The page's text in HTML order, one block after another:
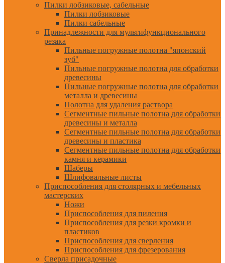
Пилки лобзиковые, сабельные
Пилки лобзиковые
Пилки сабельные
Принадлежности для мультифункционального
резака
Пильные погружные полотна "японский
зуб"
Пильные погружные полотна для обработки
древесины
Пильные погружные полотна для обработки
металла и древесины
Полотна для удаления раствора
Сегментные пильные полотна для обработки
древесины и металла
Сегментные пильные полотна для обработки
древесины и пластика
Сегментные пильные полотна для обработки
камня и керамики
Шаберы
Шлифовальные листы
Приспособления для столярных и мебельных
мастерских
Ножи
Приспособления для пиления
Приспособления для резки кромки и
пластиков
Приспособления для сверления
Приспособления для фрезерования
Сверла присадочные